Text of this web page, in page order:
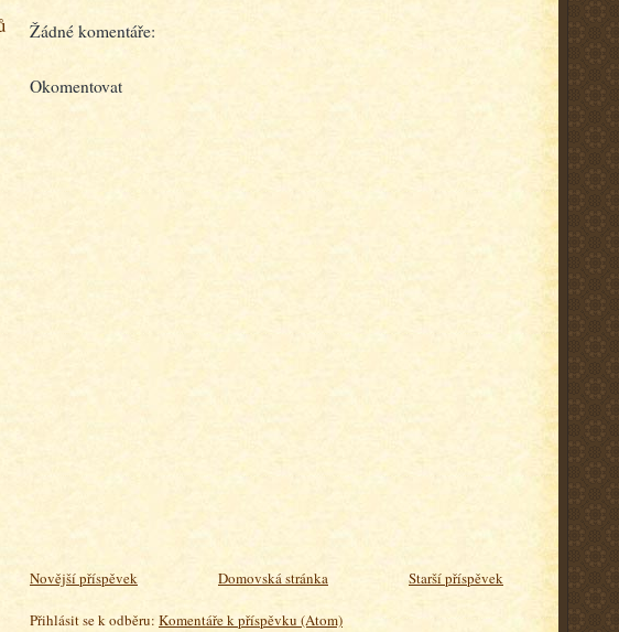
Žádné komentáře:
Okomentovat
Novější příspěvek Starší příspěvek
Domovská stránka
Přihlásit se k odběru: Komentáře k příspěvku (Atom)